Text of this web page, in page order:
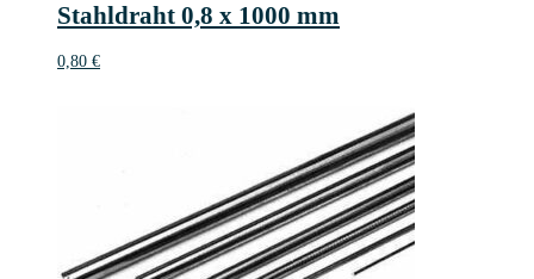
Stahldraht 0,8 x 1000 mm
0,80 €